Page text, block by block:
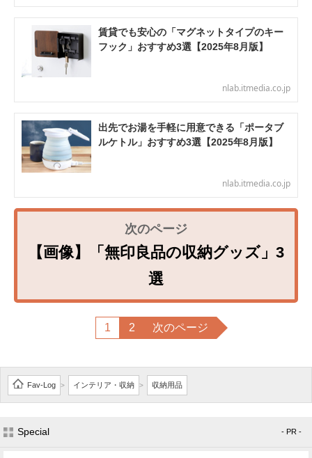
賃貸でも安心の「マグネットタイプのキー
フック」おすすめ3選【2025年8月版】
nlab.itmedia.co.jp
出先でお湯を手軽に用意できる「ポータブ
ルケトル」おすすめ3選【2025年8月版】
nlab.itmedia.co.jp
【画像】「無印良品の収納グッズ」3
選
1 2 次のページ
Fav-Log > インテリア・収納 > 収納用品
Special - PR -